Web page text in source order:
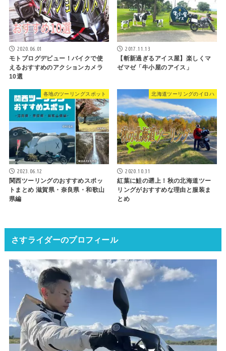
2020.06.01
モトブログデビュー！バイクで使
えるおすすめのアクションカメラ
10選
2017.11.13
【斬新過ぎるアイス屋】楽しくマ
ゼマゼ「牛小屋のアイス」
各地のツーリングスポット
2023.06.12
関西ツーリングのおすすめスポッ
トまとめ 滋賀県・奈良県・和歌山
県編
北海道ツーリングのイロハ
2020.10.31
紅葉に鮭の遡上！秋の北海道ツー
リングがおすすめな理由と服装ま
とめ
さすライダーのプロフィール